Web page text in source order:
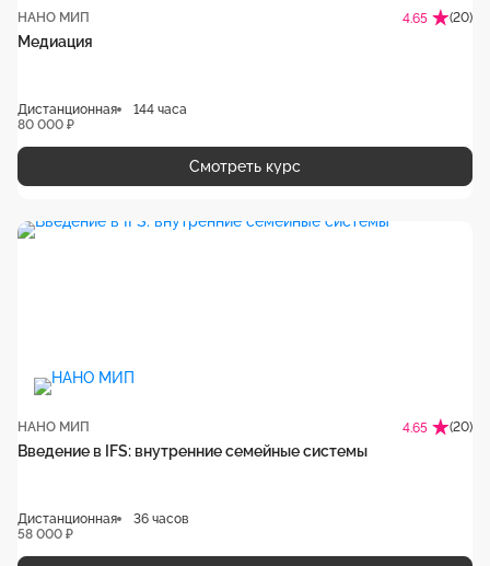
НАНО МИП 4.65 (20)
Медиация
Дистанционная
144 часа
80 000 ₽
Смотреть курс
НАНО МИП 4.65 (20)
Введение в IFS: внутренние семейные системы
Дистанционная
36 часов
58 000 ₽